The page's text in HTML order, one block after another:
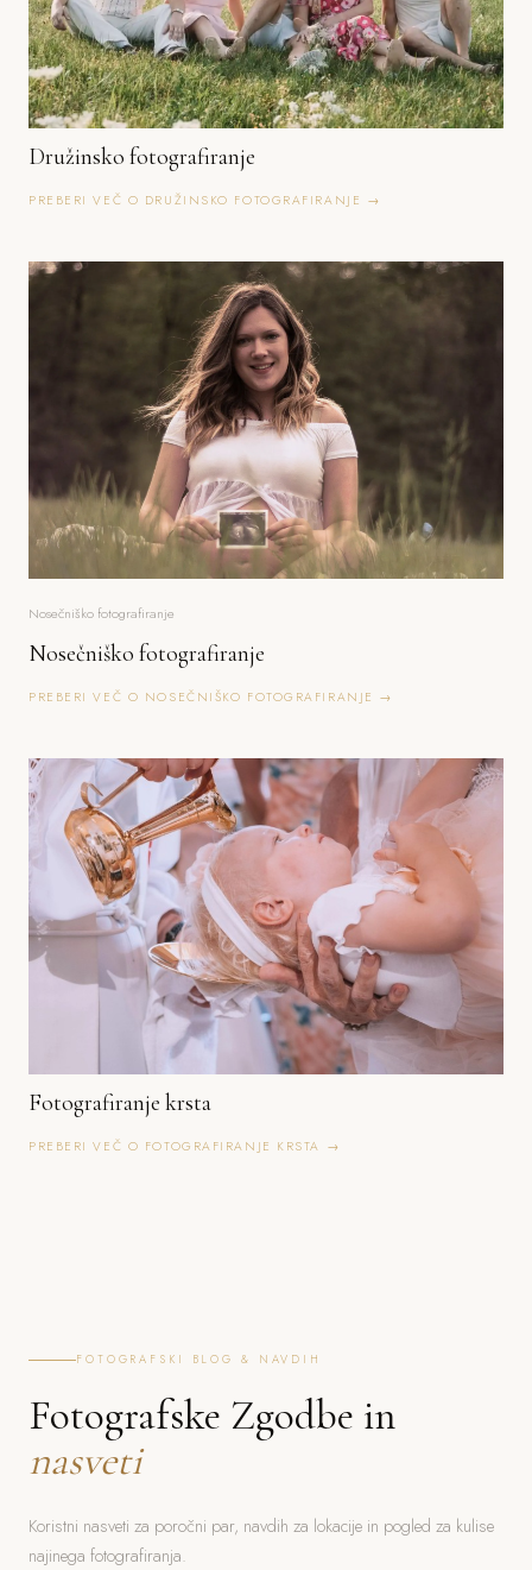
Družinsko fotografiranje
PREBERI VEČ O DRUŽINSKO FOTOGRAFIRANJE →
Nosečniško fotografiranje
Nosečniško fotografiranje
PREBERI VEČ O NOSEČNIŠKO FOTOGRAFIRANJE →
Fotografiranje krsta
PREBERI VEČ O FOTOGRAFIRANJE KRSTA →
FOTOGRAFSKI BLOG & NAVDIH
Fotografske Zgodbe in
nasveti
Koristni nasveti za poročni par, navdih za lokacije in pogled za kulise
najinega fotografiranja.